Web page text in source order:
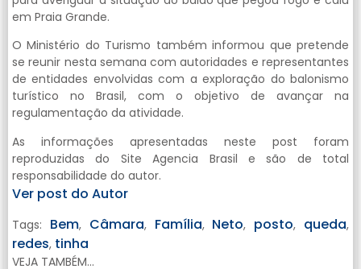
em Praia Grande.
O Ministério do Turismo também informou que pretende
se reunir nesta semana com autoridades e representantes
de entidades envolvidas com a exploração do balonismo
turístico no Brasil, com o objetivo de avançar na
regulamentação da atividade.
As informações apresentadas neste post foram
reproduzidas do Site Agencia Brasil e são de total
responsabilidade do autor.
Ver post do Autor
Tags: Bem, Câmara, Família, Neto, posto, queda,
redes, tinha
VEJA TAMBÉM...